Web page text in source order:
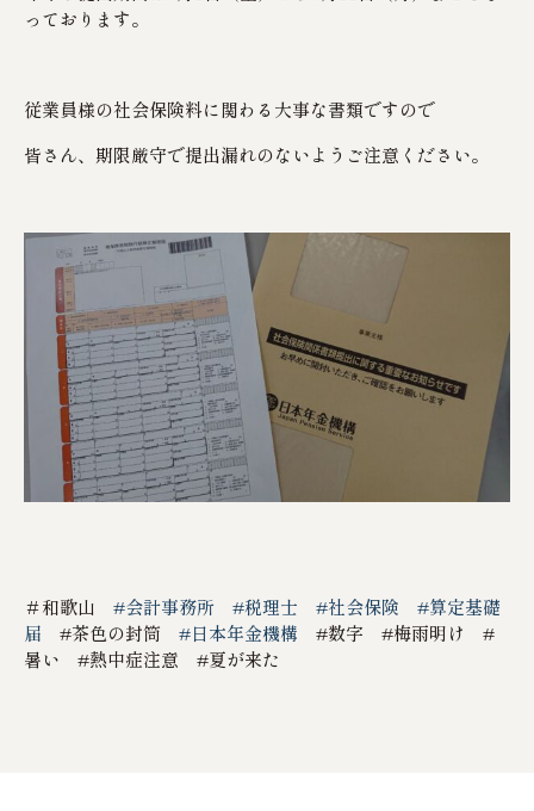
っております。
従業員様の社会保険料に関わる大事な書類ですので
皆さん、期限厳守で提出漏れのないようご注意ください。
＃和歌山 #会計事務所 #税理士 #社会保険
#算定基礎
届 #茶色の封筒 #日本年金機構 #数字 #梅雨明け #
暑い #熱中症注意 #夏が来た